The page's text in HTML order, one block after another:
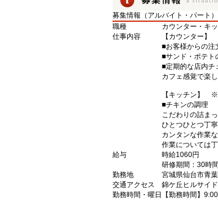
募集情報（アルバイト・パート）
職種
カウンター・キ
仕事内容
【カウンター】
■お客様からの注
■サンド・ポテト
■定期的な店内チ
カフェ感覚で楽
【キッチン】 ※
■チキンの調理
こだわりの詰ま
ひとつひとつ丁
カンタンな作業
作業については
給与
時給1060円
研修期間：30時
勤務地
宮城県仙台市青
交通アクセス
錦ケ丘ヒルサイ
勤務時間・曜日
【勤務時間】